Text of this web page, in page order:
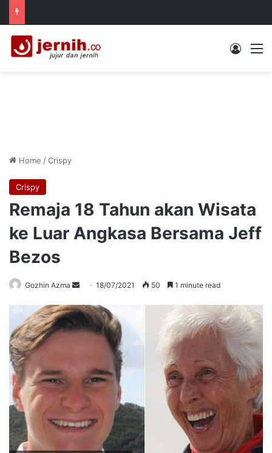
Log In
Home /Crispy
Crispy
Remaja 18 Tahun akan Wisata
ke Luar Angkasa Bersama Jeff
Bezos
Gozhin Azma
Send
email
18/07/2021 50 1 minute read